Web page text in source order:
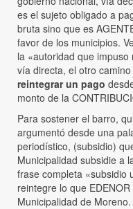
es el sujeto obligado a
bruta sino que es
favor de los municipios.
la «autoridad que
vía directa, el otro
reintegrar un pago
monto de la
Para sostener el barro,
argumentó desde una
periodístico, (subsidio)
Municipalidad subsidie a
frase completa «subsidio
reintegre lo que
Municipalidad de Moreno.